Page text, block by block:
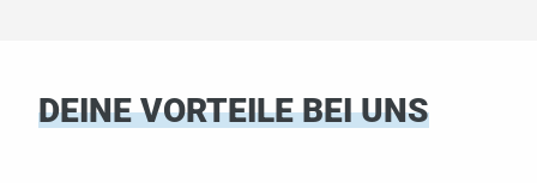
DEINE VORTEILE BEI UNS